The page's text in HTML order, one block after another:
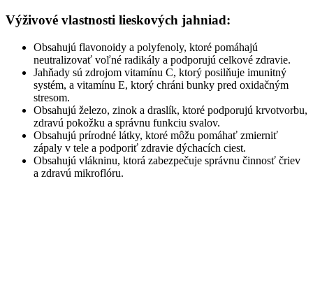
Výživové vlastnosti lieskových jahniad:
Obsahujú flavonoidy a polyfenoly, ktoré pomáhajú
neutralizovať voľné radikály a podporujú celkové zdravie.
Jahňady sú zdrojom vitamínu C, ktorý posilňuje imunitný
systém, a vitamínu E, ktorý chráni bunky pred oxidačným
stresom.
Obsahujú železo, zinok a draslík, ktoré podporujú krvotvorbu,
zdravú pokožku a správnu funkciu svalov.
Obsahujú prírodné látky, ktoré môžu pomáhať zmierniť
zápaly v tele a podporiť zdravie dýchacích ciest.
Obsahujú vlákninu, ktorá zabezpečuje správnu činnosť čriev
a zdravú mikroflóru.